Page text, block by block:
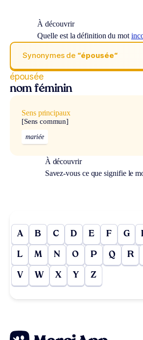
À découvrir
Quelle est la définition du mot
Synonymes de “épousée“
épousée
nom féminin
Sens principaux
[Sens commun]
mariée
À découvrir
Savez-vous ce que signifie le
A B C D E F G
L M N O P Q R
V W X Y Z